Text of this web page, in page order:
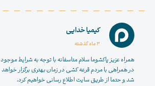
کیمیا خدایی
3 ماه گذشته
همراه عزیز پاکشوما سلام متاسفانه با توجه به شرایط موجود
در همراهی با مردم قرعه کشی در زمان بهتری برگزار خواهد
شد و حتما از طریق سایت اطلاع رسانی خواهیم کرد.